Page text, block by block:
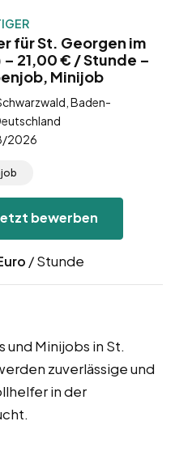
für St. Georgen im
21,00 € / Stunde –
Minijob
Baden-
2026
bewerben
/ Stunde
Minijobs in St.
zuverlässige und
in der